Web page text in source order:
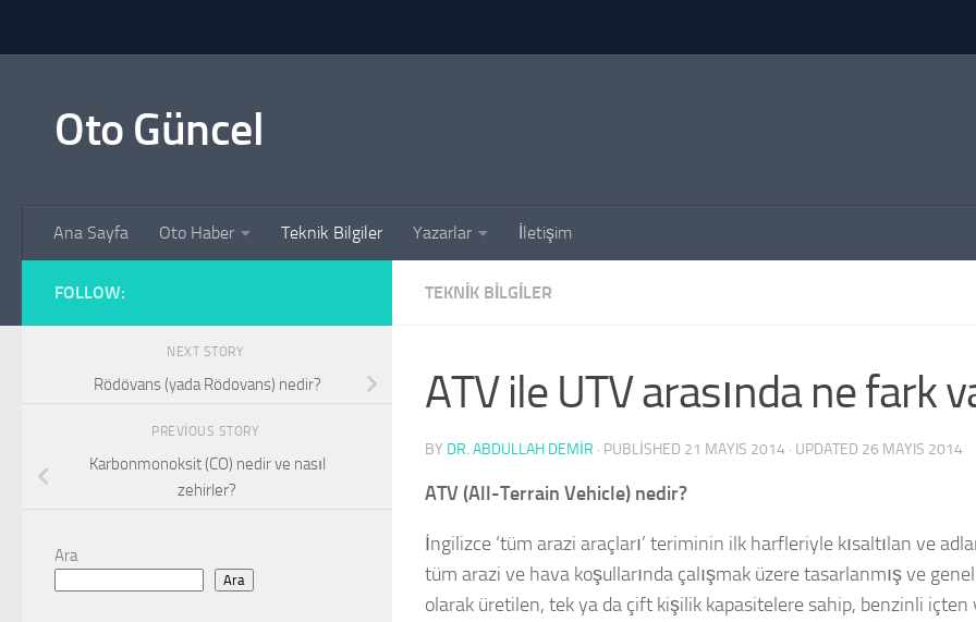
Oto Güncel
Ana Sayfa Oto Haber Teknik Bilgiler Yazarlar İletişim
TEKNIK BILGILER
ATV ile UTV arasında ne fark
BY DR. ABDULLAH DEMİR · PUBLISHED 21 MAYIS 2014 · UPDATED 26 MAYIS 2014
ATV (All-Terrain Vehicle) nedir?
İngilizce ‘tüm arazi araçları’ teriminin ilk harfleriyle kısaltılan ve
tüm arazi ve hava koşullarında çalışmak üzere tasarlanmış ve
olarak üretilen, tek ya da çift kişilik kapasitelere sahip, benzinli içten
FOLLOW:
NEXT STORY
Rödövans (yada Rödovans) nedir?
PREVIOUS STORY
Karbonmonoksit (CO) nedir ve nasıl
zehirler?
Ara
Ara